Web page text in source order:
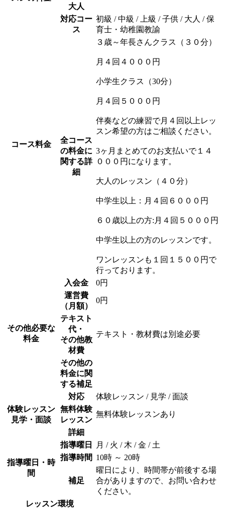
大人
コース料金
対応コー
ス
初級 / 中級 / 上級 / 子供 / 大人 / 保
育士・幼稚園教諭
全コース
の料金に
関する詳
細
３歳～年長さんクラス（３０分）
月４回４０００円
小学生クラス（30分）
月４回５０００円
伴奏などの練習で月４回以上レッ
スン希望の方はご相談ください。
3ヶ月まとめてのお支払いで１４
０００円になります。
大人のレッスン（４０分）
中学生以上：月４回６０００円
６０歳以上の方:月４回５０００円
中学生以上の方のレッスンです。
ワンレッスンも１回１５００円で
行っております。
その他必要な
料金
入会金
0円
運営費
（月額）
0円
テキスト
代・
その他教
材費
テキスト・教材費は別途必要
その他の
料金に関
する補足
体験レッスン
見学・面談
対応
体験レッスン / 見学 / 面談
無料体験
レッスン
無料体験レッスンあり
詳細
指導曜日・時
間
指導曜日
月 / 火 / 木 / 金 / 土
指導時間 10時 ～ 20時
補足
曜日により、時間帯が前後する場
合がありますので、お問い合わせ
ください。
レッスン環境